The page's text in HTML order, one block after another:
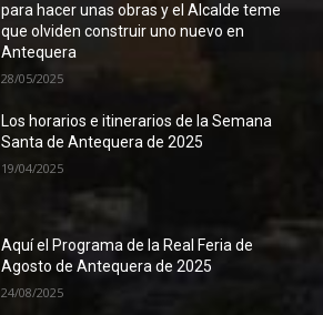
para hacer unas obras y el Alcalde teme
que olviden construir uno nuevo en
Antequera
28/05/2025
Los horarios e itinerarios de la Semana
Santa de Antequera de 2025
19/04/2025
Aquí el Programa de la Real Feria de
Agosto de Antequera de 2025
24/08/2025